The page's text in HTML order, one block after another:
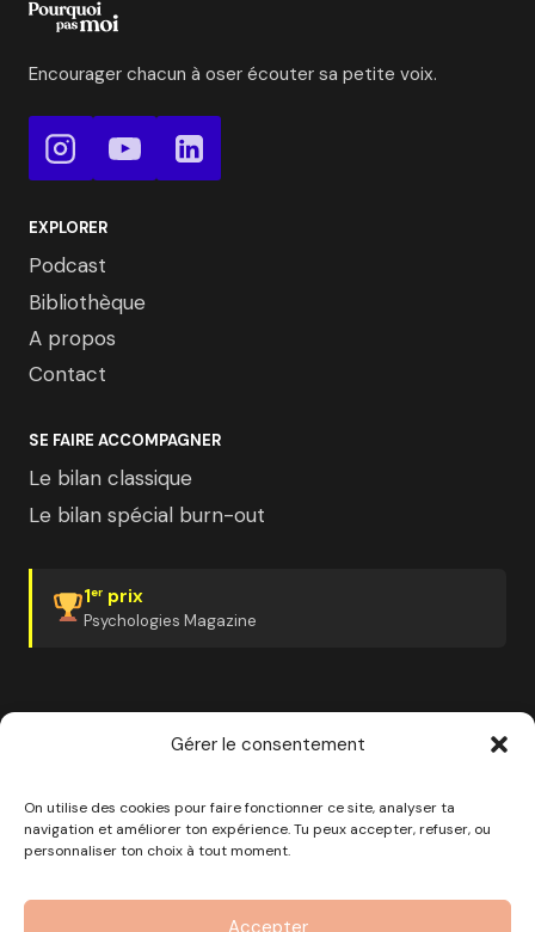
Gérer le consentement
On utilise des cookies pour faire fonctionner ce site, analyser ta
navigation et améliorer ton expérience. Tu peux accepter, refuser, ou
personnaliser ton choix à tout moment.
Accepter
Encourager chacun à oser écouter sa petite voix.
EXPLORER
Podcast
Bibliothèque
A propos
Contact
SE FAIRE ACCOMPAGNER
Le bilan classique
Le bilan spécial burn-out
1er prix
Psychologies Magazine
capital de 1000€ · RCS Marseille · SIRET
890 976 699 00037